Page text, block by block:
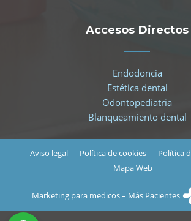
Accesos Directos
Endodoncia
Estética dental
Odontopediatria
Blanqueamiento dental
Aviso legal Política de cookies
Política
Mapa Web
Marketing para medicos – Más Pacientes